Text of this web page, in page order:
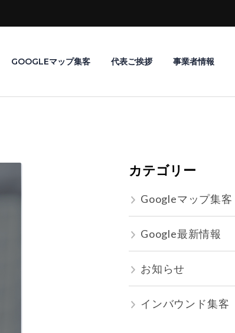
GOOGLEマップ集客 代表ご挨拶 事業者情報
カテゴリー
Googleマップ集客
Google最新情報
お知らせ
インバウンド集客